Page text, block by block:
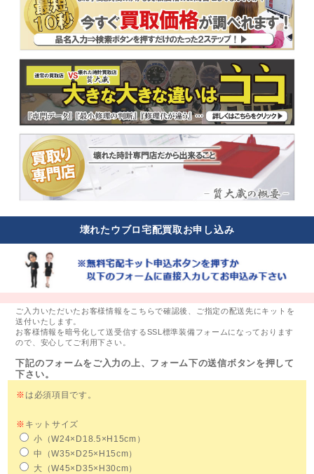
壊れたウブロ宅配買取お申し込み
ご入力いただいたお客様情報をこちらで確認後、ご指定の配送先にキットを
送付いたします。
お客様情報を暗号化して送受信するSSL標準装備フォームになっております
ので、安心してご利用下さい。
下記のフォームをご入力の上、フォーム下の送信ボタンを押して
下さい。
※ は必須項目です。
※ キットサイズ
小（W24×D18.5×H15cm）
中（W35×D25×H15cm）
大（W45×D35×H30cm）